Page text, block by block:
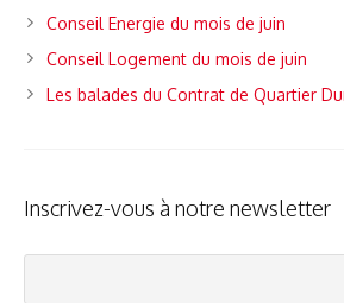
Conseil Energie du mois de juin
Conseil Logement du mois de juin
Les balades du Contrat de Quartier
Inscrivez-vous à notre newsletter